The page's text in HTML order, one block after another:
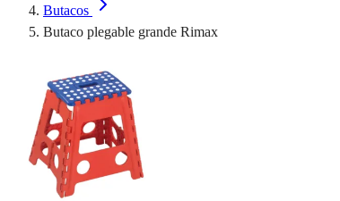
Butacos
Butaco plegable grande Rimax